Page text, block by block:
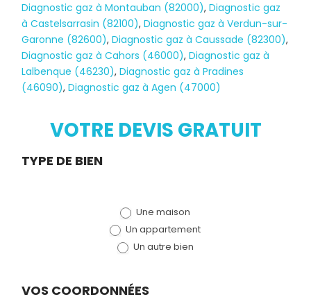
Diagnostic
TERMITES
Diagnostic gaz à Montauban (82000),Diagnostic gaz
à Castelsarrasin (82100),Diagnostic gaz à Verdun-sur-
Garonne (82600),Diagnostic gaz à Caussade (82300),
Diagnostic gaz à Cahors (46000),Diagnostic gaz à
Lalbenque (46230),Diagnostic gaz à Pradines
(46090),Diagnostic gaz à Agen (47000)
VOTRE DEVIS GRATUIT
Demande
TYPE DE BIEN
Une maison
Un appartement
Un autre bien
VOS COORDONNÉES